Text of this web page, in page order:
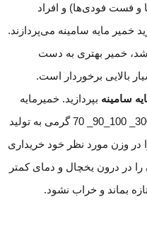
و فست فودی‌ها) و افراد
خمیر مایه سامینه می‌پردازند.
خمیر بهتری به دست
بالایی برخوردار است.
سامینه بپردازید. خمیرمایه
سامینه در اوزان مختلف 500_ 450_ 300_ 100_90_ 70 گرمی به تولید
وزن مورد نظر خود خریداری
در درون یخچال و دمای کمتر